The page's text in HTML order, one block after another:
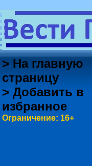
> На главную
страницу
> Добавить в
избранное
Ограничение: 16+